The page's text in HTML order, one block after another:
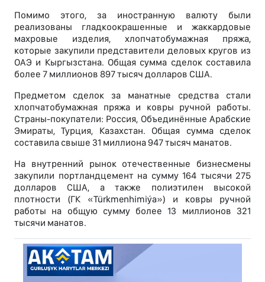
Помимо этого, за иностранную валюту были
реализованы гладкоокрашенные и жаккардовые
махровые изделия, хлопчатобумажная пряжа,
которые закупили представители деловых кругов из
ОАЭ и Кыргызстана. Общая сумма сделок составила
более 7 миллионов 897 тысяч долларов США.
Предметом сделок за манатные средства стали
хлопчатобумажная пряжа и ковры ручной работы.
Страны-покупатели: Россия, Объединённые Арабские
Эмираты, Турция, Казахстан. Общая сумма сделок
составила свыше 31 миллиона 947 тысяч манатов.
На внутренний рынок отечественные бизнесмены
закупили портландцемент на сумму 164 тысячи 275
долларов США, а также полиэтилен высокой
плотности (ГК «Türkmenhimiýa») и ковры ручной
работы на общую сумму более 13 миллионов 321
тысячи манатов.